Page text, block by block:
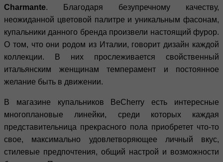
Charmante. Благодаря безупречному качеству,
неожиданной цветовой палитре и уникальным фасонам,
купальники данного бренда произвели настоящий фурор.
О том, что они родом из Италии, говорит дизайн каждой
коллекции. В них прослеживается свойственный
итальянским женщинам темперамент и постоянное
желание быть в движении.
В магазине купальников BeCherry
есть интересные
многоплановые линейки, среди которых каждая
представительница прекрасного пола приобретет что-то
свое, максимально удовлетворяющее личный вкус,
стилевые предпочтения, общий настрой и возможности